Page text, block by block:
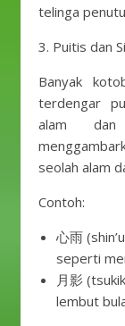
telinga
3. Puitis dan
Banyak
terdengar
alam dan
seolah alam
Contoh:
心雨
seperti
月影
lembut